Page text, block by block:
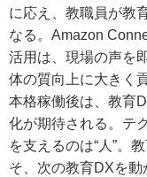
に応え、教職員が教
なる。Amazon
活用は、現場の声を
体の質向上に大きく
本格稼働後は、教育
化が期待される。テ
を支えるのは“人”。
そ、次の教育DXを動